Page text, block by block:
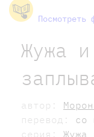
Посмотреть
Жужа
автор:
перевод: со
серия: Жужа